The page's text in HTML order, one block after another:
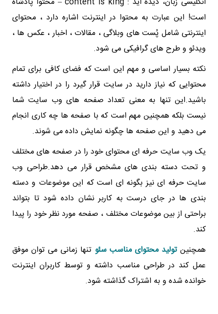
است! این عبارت به محتوا در اینترنت اشاره دارد ، محتوای
اینترنتی شامل پُست های وبلاگی ، مقالات ، اخبار ، عکس ها ،
ویدئو و طرح های گرافیکی می شود.
نکته بسیار اساسی و مهم این است که فضای کافی برای تمام
محتوایی که نیاز دارید در سایت قرار گیرد را در اختیار داشته
باشید.این تنها به معنی تعداد صفحه های وب سایت شما
نیست بلکه همچنین مهم است که با صفحه ها چه کاری انجام
می دهید و این صفحه ها چگونه نمایش داده می شوند.
یک وب سایت حرفه ای محتوای خود را در صفحه های مختلف
و تحت دسته بندی های مشخص قرار می دهد.طراحی وب
سایت حرفه ای نیز بگونه ای است که این موضوعات و دسته
بندی ها در جای درست به کاربر نشان داده شود تا بتواند
براحتی از بین موضوعات مختلف ، صفحه مورد نظر خود را پیدا
کند.
همچنینتولید محتوای مناسب سئو تنها زمانی می توان موفق
عمل کند در طراحی مناسب داشته و توسط کاربران اینترنت
خوانده شده و به اشتراک گذاشته شود.